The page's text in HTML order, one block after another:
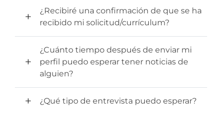
¿Recibiré una confirmación de que se ha
recibido mi solicitud/currículum?
¿Cuánto tiempo después de enviar mi
perfil puedo esperar tener noticias de
alguien?
¿Qué tipo de entrevista puedo esperar?